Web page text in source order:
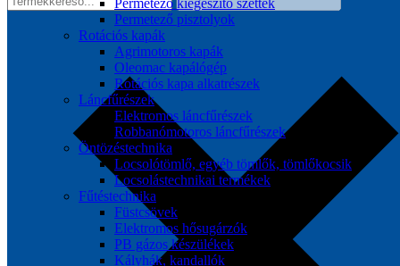
Permetező pisztolyok
Rotációs kapák
Agrimotoros kapák
Oleomac kapálógép
Rotációs kapa alkatrészek
Láncfűrészek
Elektromos láncfűrészek
Robbanómotoros láncfűrészek
Öntözéstechnika
Locsolótömlő, egyéb tömlők, tömlőkocsik
Locsolástechnikai termékek
Fűtéstechnika
Füstcsövek
Elektromos hősugárzók
PB gázos készülékek
Kályhák, kandallók